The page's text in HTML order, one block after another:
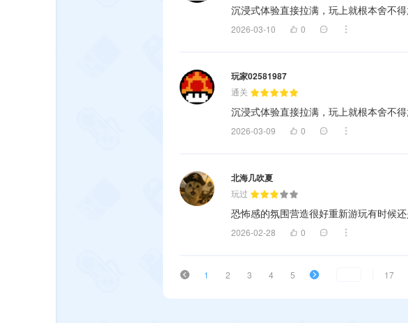
沉浸式体验直接拉满，玩上就根本舍不
2026-03-10 0
玩家02581987
通关
沉浸式体验直接拉满，玩上就根本舍不
2026-03-09 0
北海几吹夏
玩过
恐怖感的氛围营造很好重新游玩有时候还
2026-02-28 0
1 2 3 4 5 17